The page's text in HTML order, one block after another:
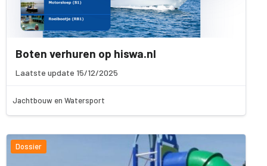
Boten verhuren op hiswa.nl
Laatste update 15/12/2025
Jachtbouw en Watersport
Dossier